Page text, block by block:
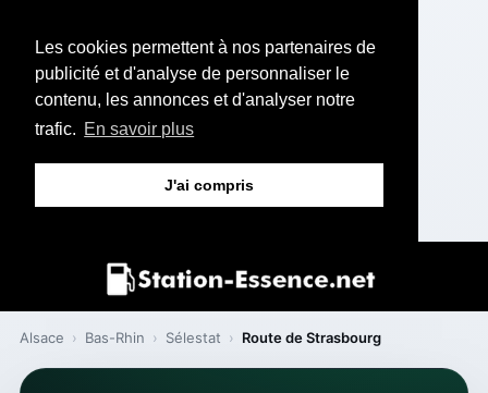
Les cookies permettent à nos partenaires de
publicité et d'analyse de personnaliser le
contenu, les annonces et d'analyser notre
trafic. En savoir plus
J'ai compris
Alsace › Bas-Rhin › Sélestat › Route de Strasbourg